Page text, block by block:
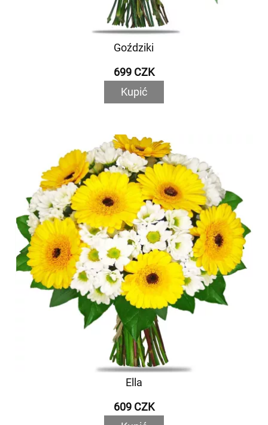
Goździki
699 CZK
Kupić
Ella
609 CZK